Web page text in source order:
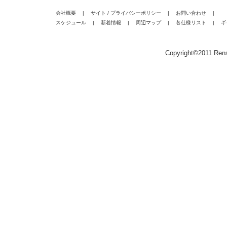
会社概要 | サイト / プライバシーポリシー | お問い合わせ
|
スケジュール
| 新着情報 | 周辺マップ | 各仕様リスト |
Copyright©2011